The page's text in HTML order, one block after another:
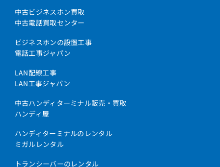
中古ビジネスホン買取
中古電話買取センター
ビジネスホンの設置工事
電話工事ジャパン
LAN配線工事
LAN工事ジャパン
中古ハンディターミナル販売・買取
ハンディ屋
ハンディターミナルのレンタル
ミガルレンタル
トランシーバーのレンタル